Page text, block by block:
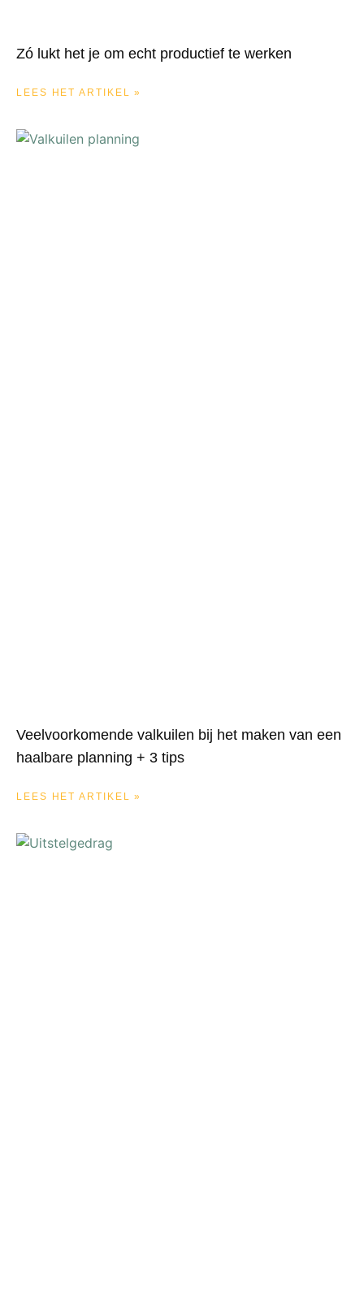
Zó lukt het je om echt productief te werken
LEES HET ARTIKEL »
Veelvoorkomende valkuilen bij het maken van een
haalbare planning + 3 tips
LEES HET ARTIKEL »